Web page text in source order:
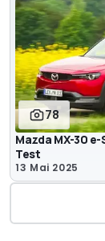
78
Mazda MX-30
Test
13 Mai 2025